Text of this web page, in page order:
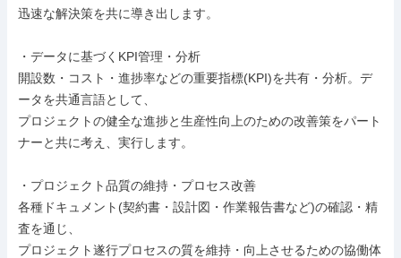
迅速な解決策を共に導き出します。
・データに基づくKPI管理・分析
開設数・コスト・進捗率などの重要指標(KPI)を共有・分析。デ
ータを共通言語として、
プロジェクトの健全な進捗と生産性向上のための改善策をパート
ナーと共に考え、実行します。
・プロジェクト品質の維持・プロセス改善
各種ドキュメント(契約書・設計図・作業報告書など)の確認・精
査を通じ、
プロジェクト遂行プロセスの質を維持・向上させるための協働体